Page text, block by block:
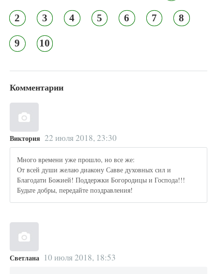
2 3 4 5 6 7 8
9 10
Комментарии
Виктория 22 июля 2018, 23:30
Много времени уже прошло, но все же:
От всей души желаю диакону Савве духовных сил и
Благодати Божией! Поддержки Богородицы и Господа!!!
Будьте добры, передайте поздравления!
Светлана 10 июля 2018, 18:53